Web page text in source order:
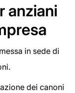
anziani
in sede di
dei canoni